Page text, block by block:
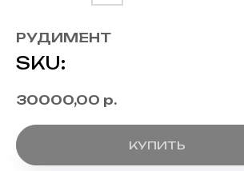
РУДИМЕНТ
SKU:
30000,00 р.
КУПИТЬ